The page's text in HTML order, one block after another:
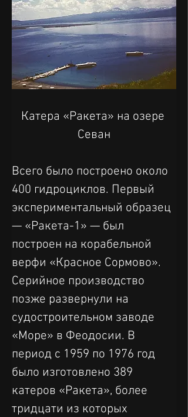
Катера «Ракета» на озере
Севан
Всего было построено около
400 гидроциклов. Первый
экспериментальный образец
— «Ракета-1» — был
построен на корабельной
верфи «Красное Сормово».
Серийное производство
позже развернули на
судостроительном заводе
«Море» в Феодосии. В
период с 1959 по 1976 год
было изготовлено 389
катеров «Ракета», более
тридцати из которых